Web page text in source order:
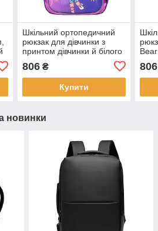
Шкільний ортопедичний
рюкзак для дівчинки з
принтом дівчинки й білого
місткий LZ
806₴
Купити
806
новинки